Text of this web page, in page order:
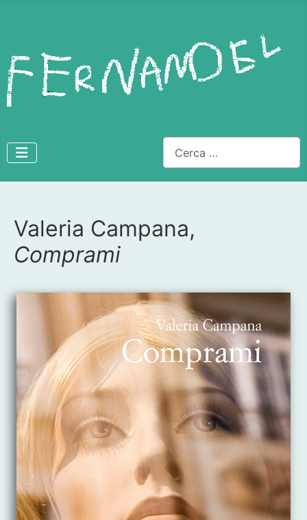
Cerca
Dettagli
Valeria Campana,
Comprami